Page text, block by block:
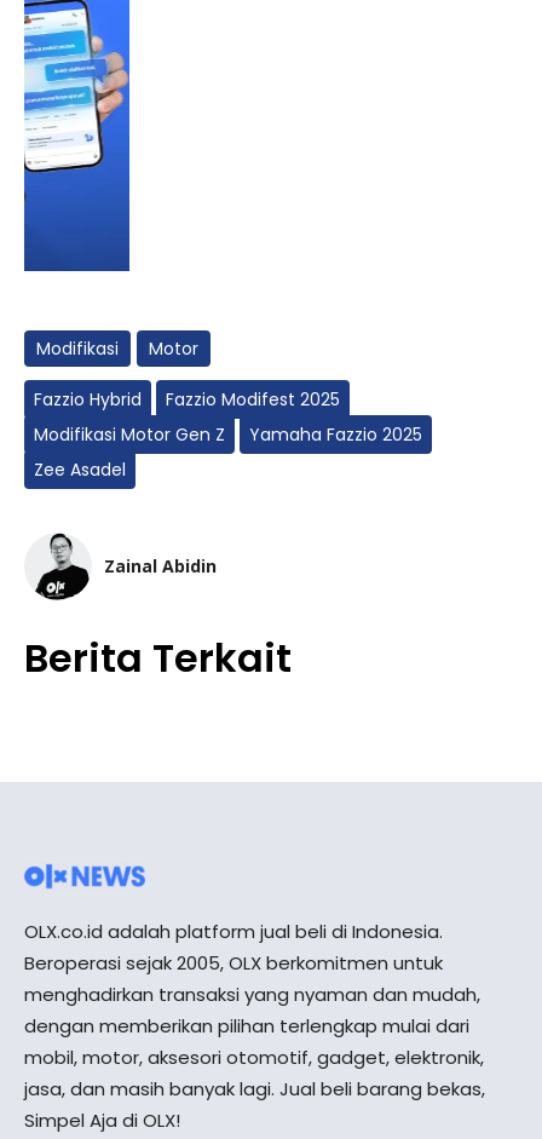
Modifikasi Motor
Fazzio Hybrid
Fazzio Modifest 2025
Modifikasi Motor Gen Z
Yamaha Fazzio 2025
Zee Asadel
Zainal Abidin
Berita Terkait
OLX.co.id adalah platform jual beli di Indonesia.
Beroperasi sejak 2005, OLX berkomitmen untuk
menghadirkan transaksi yang nyaman dan mudah,
dengan memberikan pilihan terlengkap mulai dari
mobil, motor, aksesori otomotif, gadget, elektronik,
jasa, dan masih banyak lagi. Jual beli barang bekas,
Simpel Aja di OLX!